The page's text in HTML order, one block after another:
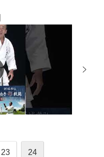
23 24